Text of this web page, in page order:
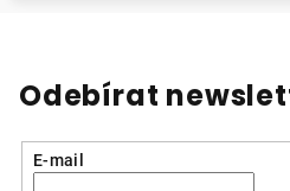
Odebírat
E-mail